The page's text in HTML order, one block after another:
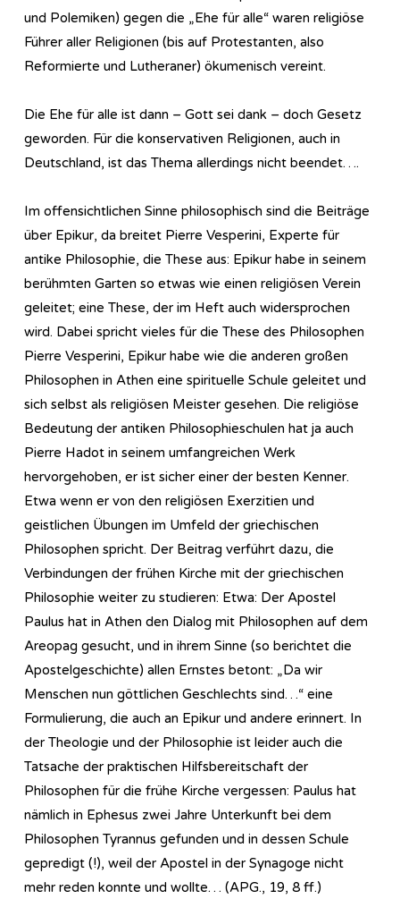
und Polemiken) gegen die „Ehe für alle“ waren religiöse
Führer aller Religionen (bis auf Protestanten, also
Reformierte und Lutheraner) ökumenisch vereint.
Die Ehe für alle ist dann – Gott sei dank – doch Gesetz
geworden. Für die konservativen Religionen, auch in
Deutschland, ist das Thema allerdings nicht beendet….
Im offensichtlichen Sinne philosophisch sind die Beiträge
über Epikur, da breitet Pierre Vesperini, Experte für
antike Philosophie, die These aus: Epikur habe in seinem
berühmten Garten so etwas wie einen religiösen Verein
geleitet; eine These, der im Heft auch widersprochen
wird. Dabei spricht vieles für die These des Philosophen
Pierre Vesperini, Epikur habe wie die anderen großen
Philosophen in Athen eine spirituelle Schule geleitet und
sich selbst als religiösen Meister gesehen. Die religiöse
Bedeutung der antiken Philosophieschulen hat ja auch
Pierre Hadot in seinem umfangreichen Werk
hervorgehoben, er ist sicher einer der besten Kenner.
Etwa wenn er von den religiösen Exerzitien und
geistlichen Übungen im Umfeld der griechischen
Philosophen spricht. Der Beitrag verführt dazu, die
Verbindungen der frühen Kirche mit der griechischen
Philosophie weiter zu studieren: Etwa: Der Apostel
Paulus hat in Athen den Dialog mit Philosophen auf dem
Areopag gesucht, und in ihrem Sinne (so berichtet die
Apostelgeschichte) allen Ernstes betont: „Da wir
Menschen nun göttlichen Geschlechts sind…“ eine
Formulierung, die auch an Epikur und andere erinnert. In
der Theologie und der Philosophie ist leider auch die
Tatsache der praktischen Hilfsbereitschaft der
Philosophen für die frühe Kirche vergessen: Paulus hat
nämlich in Ephesus zwei Jahre Unterkunft bei dem
Philosophen Tyrannus gefunden und in dessen Schule
gepredigt (!), weil der Apostel in der Synagoge nicht
mehr reden konnte und wollte… (APG., 19, 8 ff.)